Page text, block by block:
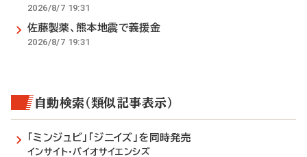
2026/8/7 19:31
佐藤製薬、熊本地震で義援金
2026/8/7 19:31
自動検索（類似記事表示）
「ミンジュビ」「ジニイズ」を同時発売
インサイト・バイオサイエンシズ